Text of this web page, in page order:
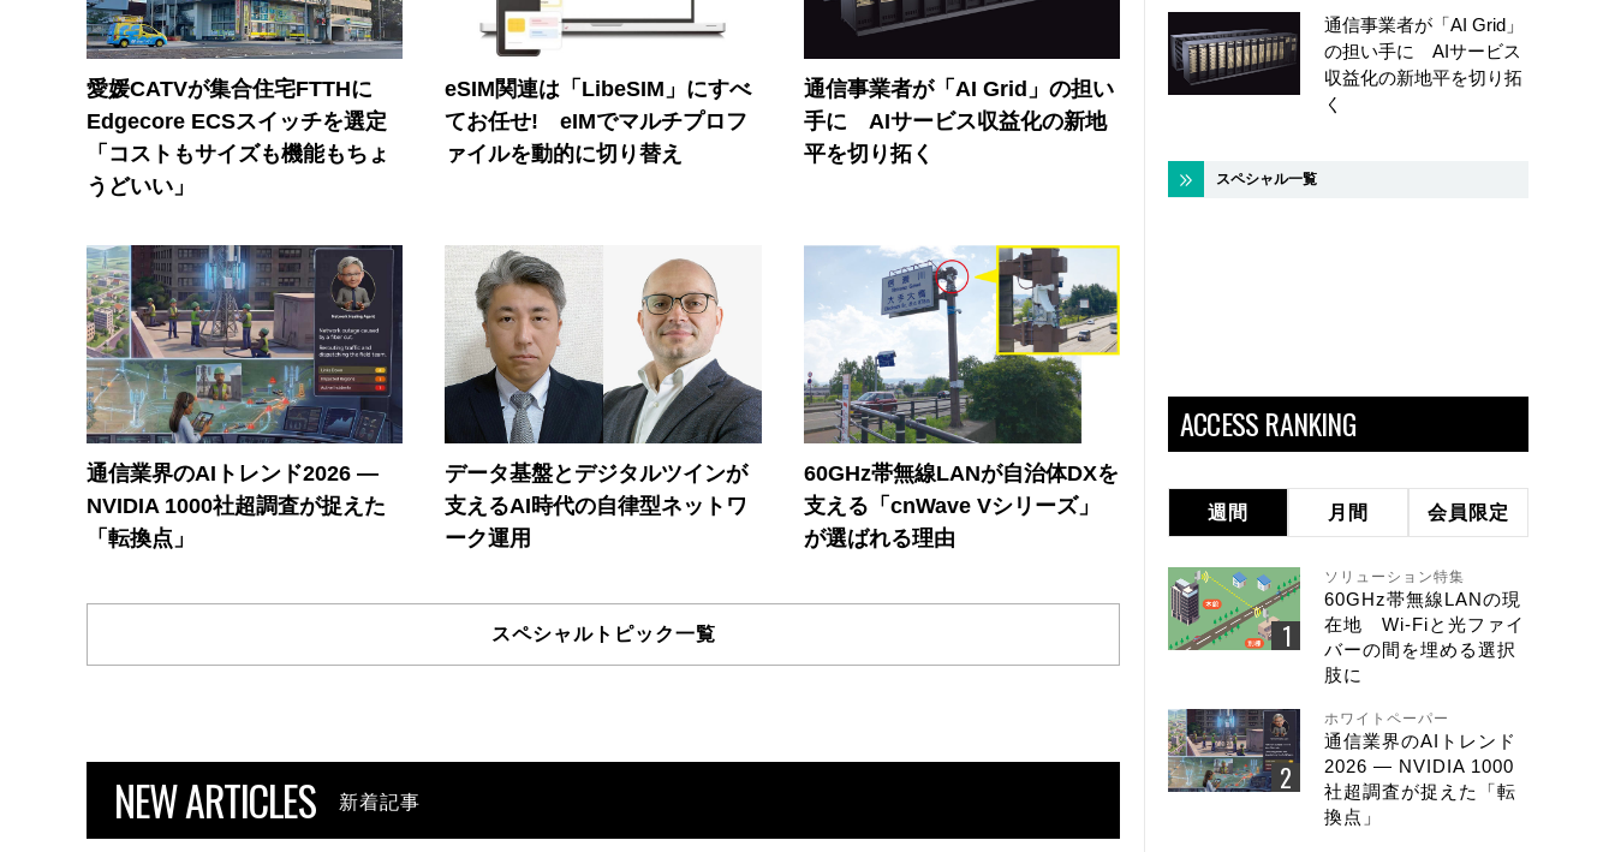
愛媛CATVが集合住宅FTTHに
Edgecore ECSスイッチを選定
「コストもサイズも機能もちょ
うどいい」
eSIM関連は「LibeSIM」にすべ
てお任せ! eIMでマルチプロフ
ァイルを動的に切り替え
通信事業者が「AI Grid」の担い
手に AIサービス収益化の新地
平を切り拓く
通信業界のAIトレンド2026 ―
NVIDIA 1000社超調査が捉えた
「転換点」
データ基盤とデジタルツインが
支えるAI時代の自律型ネットワ
ーク運用
60GHz帯無線LANが自治体DXを
支える「cnWave Vシリーズ」
が選ばれる理由
スペシャルトピック一覧
NEW ARTICLES 新着記事
通信事業者が「AI Grid」
の担い手に AIサービス
収益化の新地平を切り拓
く
スペシャル一覧
ACCESS RANKING
週間 月間 会員限定
ソリューション特集
60GHz帯無線LANの現
在地 Wi-Fiと光ファイ
バーの間を埋める選択
肢に
ホワイトペーパー
通信業界のAIトレンド
2026 ― NVIDIA 1000
社超調査が捉えた「転
換点」